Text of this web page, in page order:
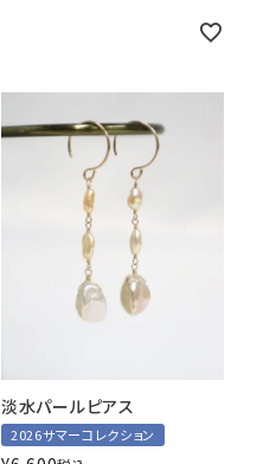
淡水パールピアス
2026サマーコレクション